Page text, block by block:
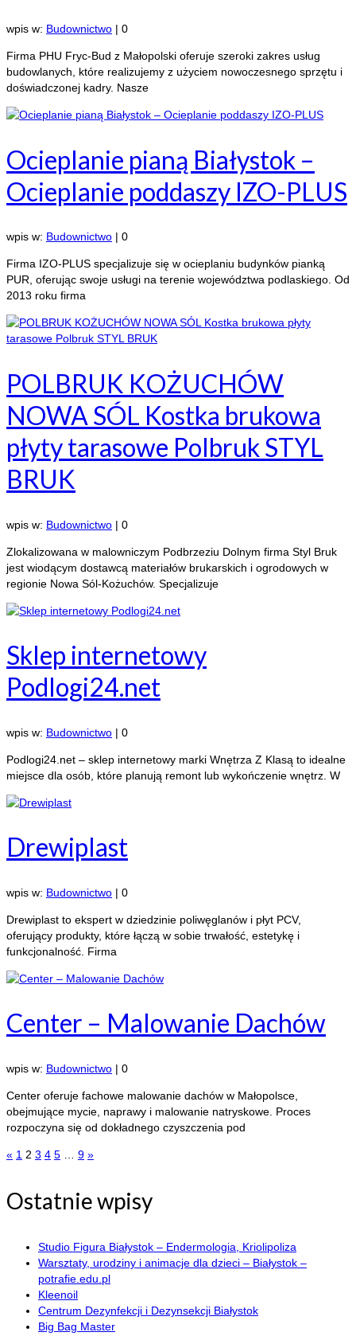
wpis w: Budownictwo | 0
Firma PHU Fryc-Bud z Małopolski oferuje szeroki zakres usług
budowlanych, które realizujemy z użyciem nowoczesnego sprzętu i
doświadczonej kadry. Nasze
Ocieplanie pianą Białystok –
Ocieplanie poddaszy IZO-PLUS
wpis w: Budownictwo | 0
Firma IZO-PLUS specjalizuje się w ocieplaniu budynków pianką
PUR, oferując swoje usługi na terenie województwa podlaskiego. Od
2013 roku firma
POLBRUK KOŻUCHÓW
NOWA SÓL Kostka brukowa
płyty tarasowe Polbruk STYL
BRUK
wpis w: Budownictwo | 0
Zlokalizowana w malowniczym Podbrzeziu Dolnym firma Styl Bruk
jest wiodącym dostawcą materiałów brukarskich i ogrodowych w
regionie Nowa Sól-Kożuchów. Specjalizuje
Sklep internetowy
Podlogi24.net
wpis w: Budownictwo | 0
Podlogi24.net – sklep internetowy marki Wnętrza Z Klasą to idealne
miejsce dla osób, które planują remont lub wykończenie wnętrz. W
Drewiplast
wpis w: Budownictwo | 0
Drewiplast to ekspert w dziedzinie poliwęglanów i płyt PCV,
oferujący produkty, które łączą w sobie trwałość, estetykę i
funkcjonalność. Firma
Center – Malowanie Dachów
wpis w: Budownictwo | 0
Center oferuje fachowe malowanie dachów w Małopolsce,
obejmujące mycie, naprawy i malowanie natryskowe. Proces
rozpoczyna się od dokładnego czyszczenia pod
« 1 2 3 4 5 9 »
Ostatnie wpisy
Studio Figura Białystok – Endermologia, Kriolipoliza
Warsztaty, urodziny i animacje dla dzieci – Białystok –
potrafie.edu.pl
Kleenoil
Centrum Dezynfekcji i Dezynsekcji Białystok
Big Bag Master